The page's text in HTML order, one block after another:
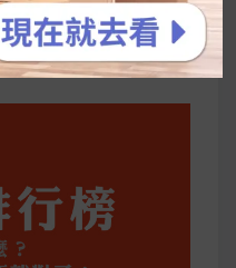
能快樂執行的！6 個